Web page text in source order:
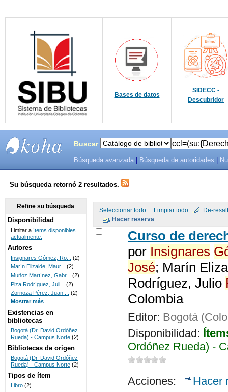
Bases de datos
SIDECC -
Descubridor
SISTEMAS
DE
BIBLIOTECAS
UNICOC
Buscar
Búsqueda avanzada Búsqueda de autoridades
Su búsqueda retornó 2 resultados.
Seleccionar todo Limpiar todo De-
Curso de
por Insignares
José; Marín
Rodríguez, Julio
Colombia
Editor: Bogotá
Disponibilidad:
Ordóñez Rueda) -
Acciones: Hacer
Refine su búsqueda
Disponibilidad
Limitar a ítems disponibles
actualmente.
Autores
Insignares Gómez, Ro...
(2)
Marín Elizalde, Maur... (2)
Muñoz Martínez, Gabr...
(2)
Piza Rodríguez, Juli...
(2)
Zornoza Pérez, Juan ...
(2)
Mostrar más
Existencias en
bibliotecas
Bogotá (Dr. David Ordóñez
Rueda) - Campus Norte (2)
Bibliotecas de origen
Bogotá (Dr. David Ordóñez
Rueda) - Campus Norte (2)
Tipos de ítem
Libro (2)